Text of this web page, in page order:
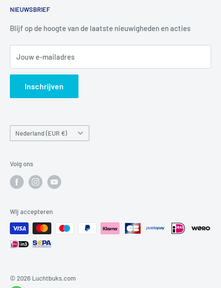
Tel:+31 6 345 30 448
Mail:info@luchtbuks.com
Informatie
Privacybeleid
Retour / terugbetaling
Verzendbeleid
Search
NIEUWSBRIEF
Blijf op de hoogte van de laatste nieuwigheden en acties
Jouw e-mailadres
Inschrijven
Land/regio
Nederland (EUR €)
Volg ons
Wij accepteren
© 2026 Luchtbuks.com